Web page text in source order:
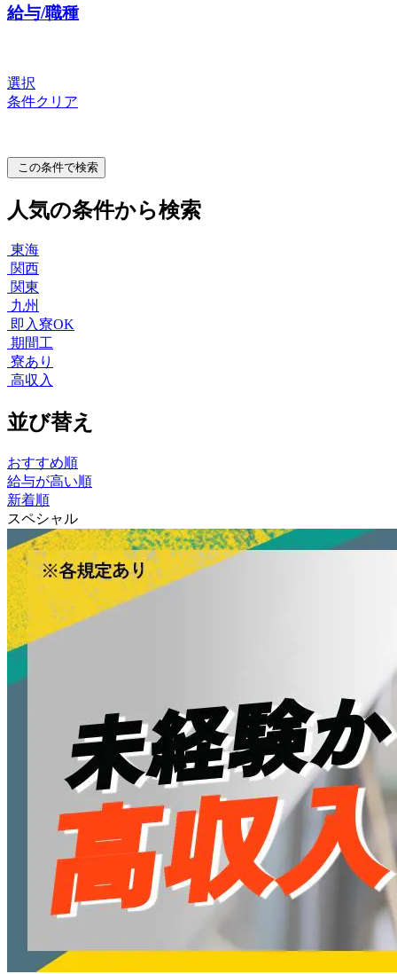
給与/職種
選択
条件クリア
この条件で検索
人気の条件から検索
東海
関西
関東
九州
即入寮OK
期間工
寮あり
高収入
並び替え
おすすめ順
給与が高い順
新着順
スペシャル